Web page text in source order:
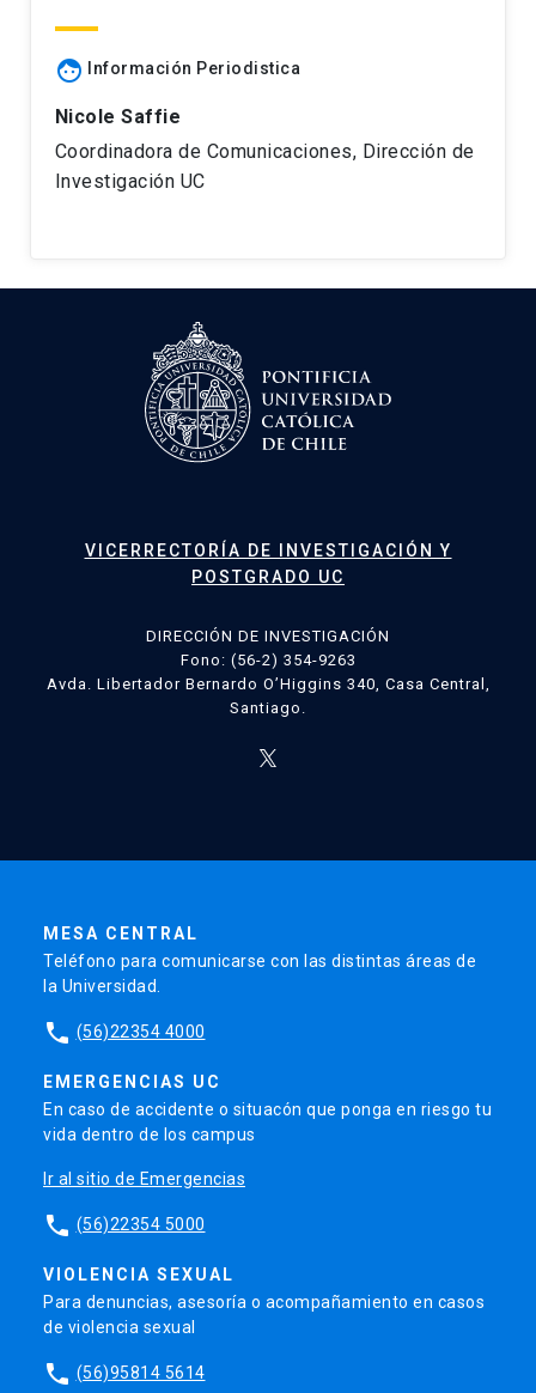
face Información Periodistica
Nicole Saffie
Coordinadora de Comunicaciones, Dirección de
Investigación UC
VICERRECTORÍA DE INVESTIGACIÓN Y
POSTGRADO UC
DIRECCIÓN DE INVESTIGACIÓN
Fono: (56-2) 354-9263
Avda. Libertador Bernardo O’Higgins 340, Casa Central,
Santiago.
MESA CENTRAL
Teléfono para comunicarse con las distintas áreas de
la Universidad.
phone (56)22354 4000
EMERGENCIAS UC
En caso de accidente o situacón que ponga en riesgo tu
vida dentro de los campus
Ir al sitio de Emergencias
phone (56)22354 5000
VIOLENCIA SEXUAL
Para denuncias, asesoría o acompañamiento en casos
de violencia sexual
phone (56)95814 5614